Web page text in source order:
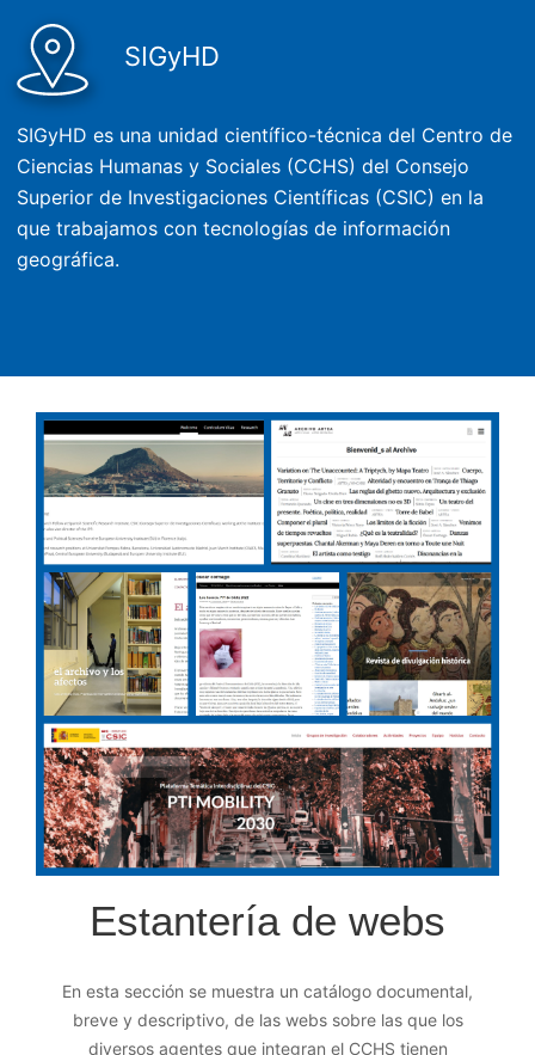
SIGyHD
SIGyHD es una unidad científico-técnica del Centro de
Ciencias Humanas y Sociales (CCHS) del Consejo
Superior de Investigaciones Científicas (CSIC) en la
que trabajamos con tecnologías de información
geográfica.
Estantería de webs
En esta sección se muestra un catálogo documental,
breve y descriptivo, de las webs sobre las que los
diversos agentes que integran el CCHS tienen